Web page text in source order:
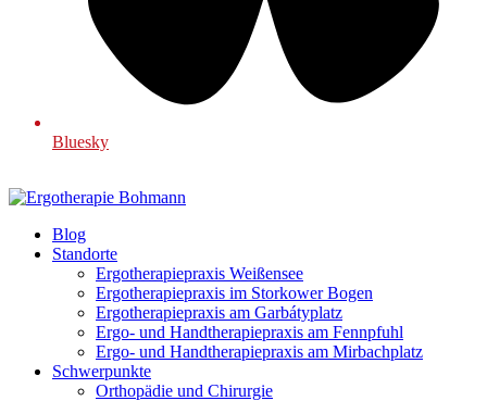
Bluesky
Blog
Standorte
Ergotherapiepraxis Weißensee
Ergotherapiepraxis im Storkower Bogen
Ergotherapiepraxis am Garbátyplatz
Ergo- und Handtherapiepraxis am Fennpfuhl
Ergo- und Handtherapiepraxis am Mirbachplatz
Schwerpunkte
Orthopädie und Chirurgie